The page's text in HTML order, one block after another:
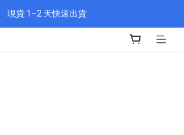
新會員填資料送 $100 購物金
現貨 1–2 天快速出貨